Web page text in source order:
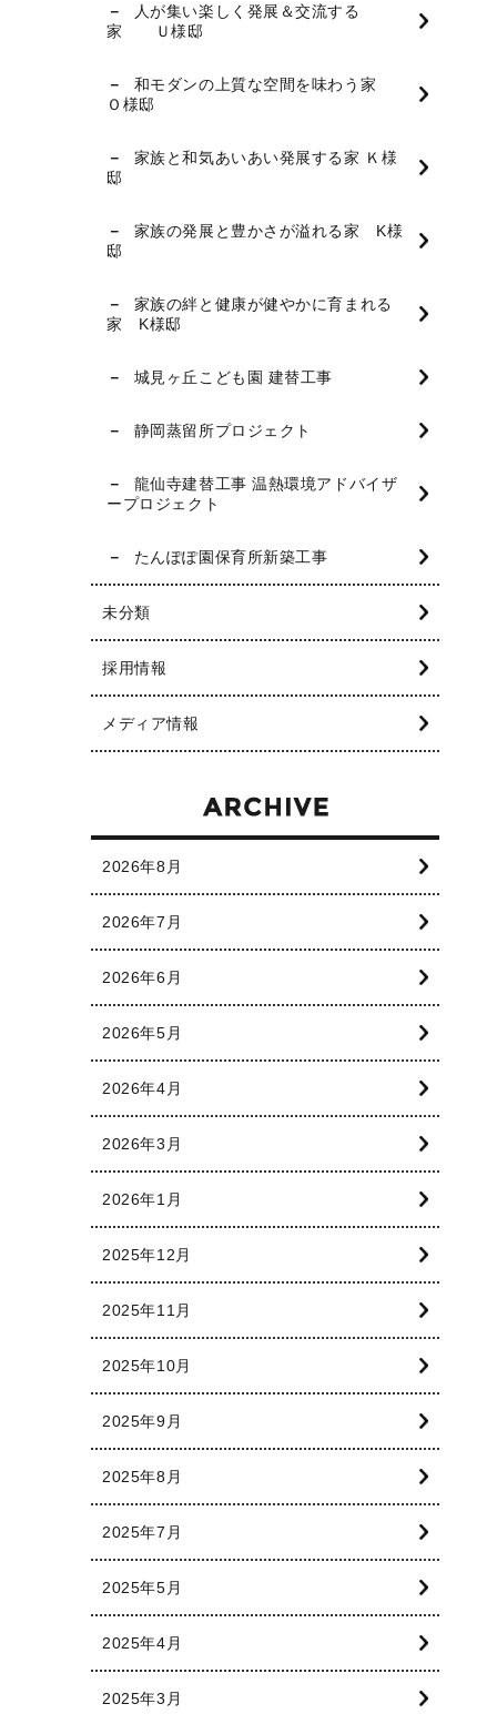
人が集い楽しく発展＆交流する
家 Ｕ様邸
和モダンの上質な空間を味わう家
Ｏ様邸
家族と和気あいあい発展する家 Ｋ様
邸
家族の発展と豊かさが溢れる家 K様
邸
家族の絆と健康が健やかに育まれる
家 K様邸
城見ヶ丘こども園 建替工事
静岡蒸留所プロジェクト
龍仙寺建替工事 温熱環境アドバイザ
ープロジェクト
たんぽぽ園保育所新築工事
未分類
採用情報
メディア情報
2026年8月
2026年7月
2026年6月
2026年5月
2026年4月
2026年3月
2026年1月
2025年12月
2025年11月
2025年10月
2025年9月
2025年8月
2025年7月
2025年5月
2025年4月
2025年3月